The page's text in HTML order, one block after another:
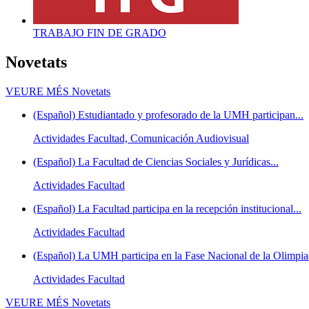
TRABAJO FIN DE GRADO
Novetats
VEURE MÉS Novetats
(Español) Estudiantado y profesorado de la UMH participan...
Actividades Facultad, Comunicación Audiovisual
(Español) La Facultad de Ciencias Sociales y Jurídicas...
Actividades Facultad
(Español) La Facultad participa en la recepción institucional...
Actividades Facultad
(Español) La UMH participa en la Fase Nacional de la
Actividades Facultad
VEURE MÉS Novetats